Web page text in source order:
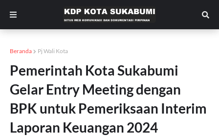
Beranda Pj Wali Kota
Pemerintah Kota Sukabumi
Gelar Entry Meeting dengan
BPK untuk Pemeriksaan Interim
Laporan Keuangan 2024